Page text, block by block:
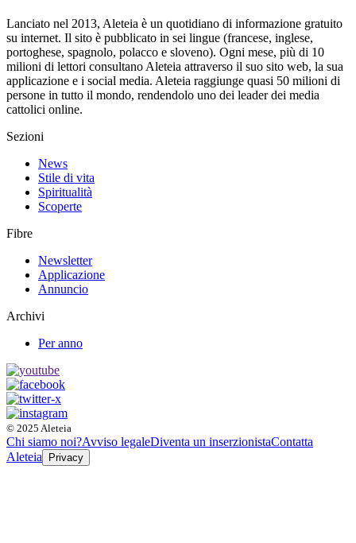
Lanciato nel 2013, Aleteia è un quotidiano di informazione gratuito
su internet. Il sito è pubblicato in sei lingue (francese, inglese,
portoghese, spagnolo, polacco e sloveno). Ogni mese, più di 10
milioni di lettori consultano Aleteia attraverso il suo sito web, la sua
applicazione e i social media. Aleteia raggiunge quasi 50 milioni di
persone in tutto il mondo, rendendolo uno dei leader dei media
cattolici online.
Sezioni
News
Stile di vita
Spiritualità
Scoperte
Fibre
Newsletter
Applicazione
Annuncio
Archivi
Per anno
© 2025 Aleteia
Chi siamo noi?Avviso legaleDiventa un inserzionistaContatta
Aleteia
Privacy